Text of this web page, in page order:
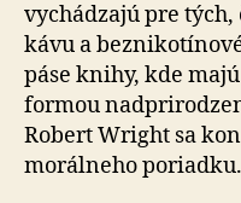
vychádzajú pre
kávu a
páse knihy, kde
formou
Robert Wright sa
morálneho poriadku.